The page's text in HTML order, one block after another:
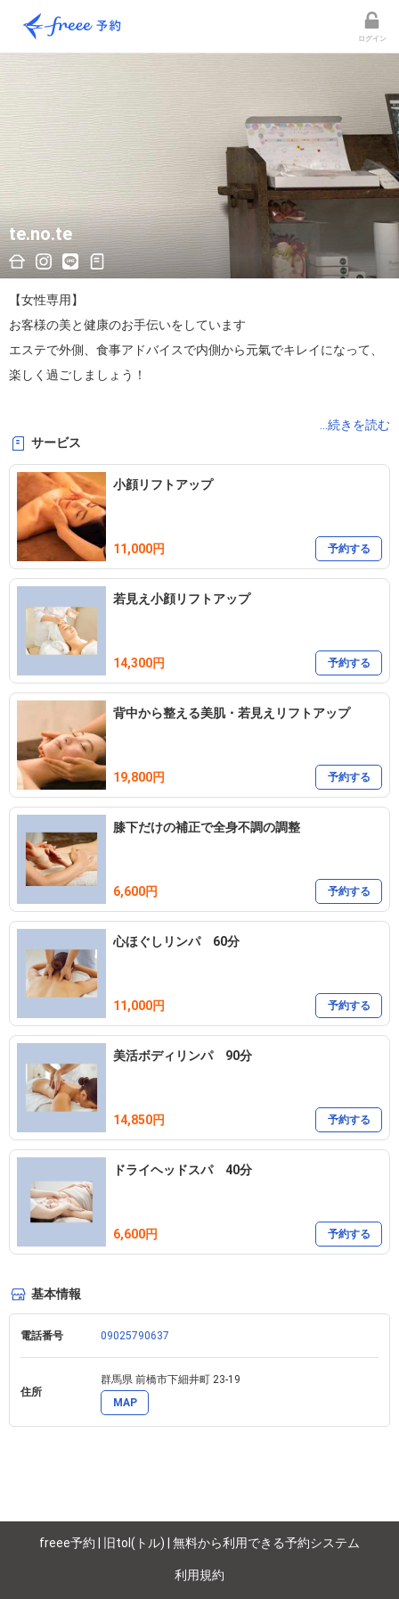
ログイン
te.no.te
【女性専用】
お客様の美と健康のお手伝いをしています
エステで外側、食事アドバイスで内側から元氣でキレイになって、
楽しく過ごしましょう！
初回はカウンセリングが10〜15分以上かかってしまうこともありま
す
ご了承くださいませ
基本、現金支払いになっております
090-2579-0637
...続きを読む
サービス
小顔リフトアップ
11,000円 予約する
若見え小顔リフトアップ
14,300円 予約する
背中から整える美肌・若見えリフトアップ
19,800円 予約する
膝下だけの補正で全身不調の調整
6,600円 予約する
心ほぐしリンパ 60分
11,000円 予約する
美活ボディリンパ 90分
14,850円 予約する
ドライヘッドスパ 40分
6,600円 予約する
基本情報
電話番号 09025790637
住所
群馬県 前橋市下細井町 23-19
MAP
freee予約 | 旧tol(トル) | 無料から利用できる予約システム
利用規約